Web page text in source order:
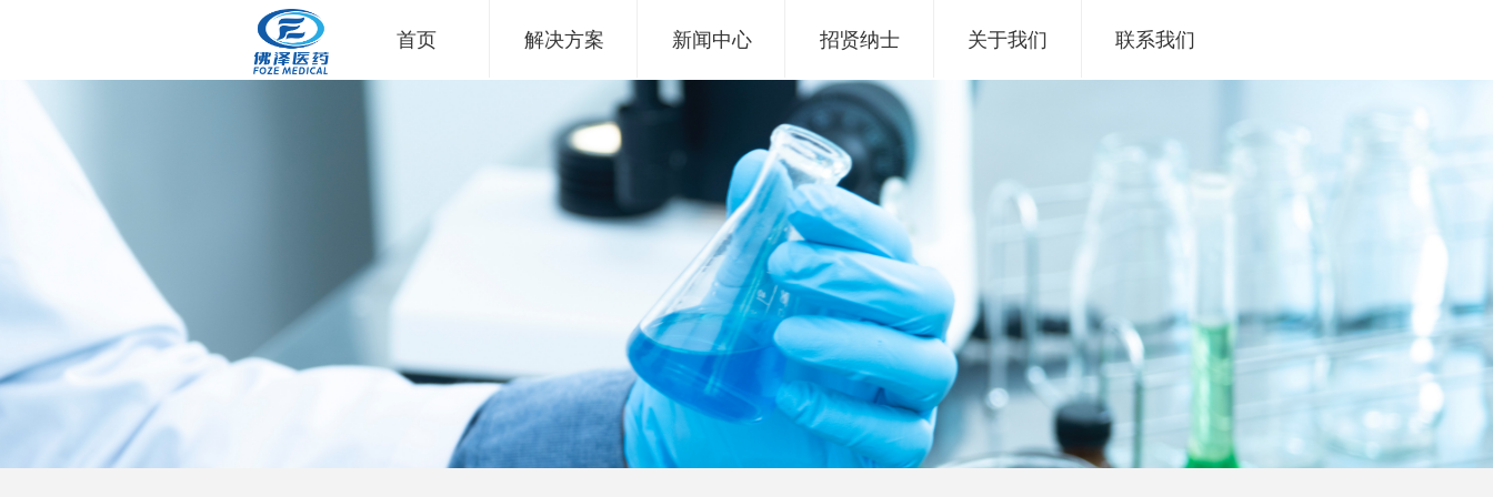
首页 解决方案 新闻中心 招贤纳士 关于我们 联系我们
Control Render Error!ControlType:productSlideBind,StyleName:Style1,ColorName:Item0,Message:InitError, ControlType:productSlideBind Error:未将对象引用设置到对象的实例。